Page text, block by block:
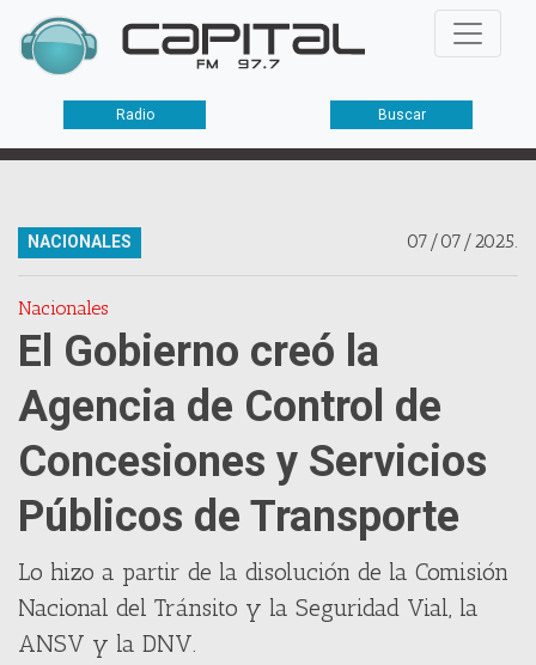
Radio Buscar
07/07/2025.
NACIONALES
Nacionales
El Gobierno creó la
Agencia de Control de
Concesiones y Servicios
Públicos de Transporte
Lo hizo a partir de la disolución de la Comisión
Nacional del Tránsito y la Seguridad Vial, la
ANSV y la DNV.